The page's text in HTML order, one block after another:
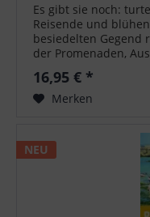
Es gibt sie noch:
Reisende und
besiedelten Gegend
der Promenaden,
16,95 € *
Merken
NEU